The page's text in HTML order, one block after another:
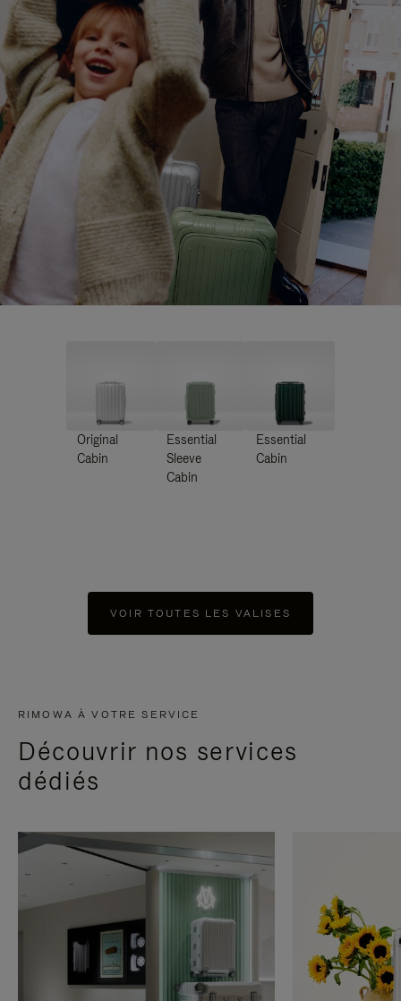
Original
Cabin
Essential
Sleeve
Cabin
Essential
Cabin
VOIR TOUTES LES VALISES
RIMOWA À VOTRE SERVICE
Découvrir nos services
dédiés